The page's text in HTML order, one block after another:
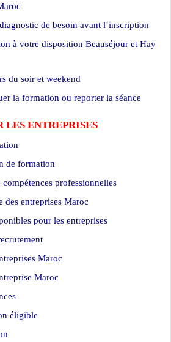
de besoin avant l’inscription
à votre disposition Beauséjour et Hay
du soir et weekend
la formation ou reporter la séance
LES ENTREPRISES
de formation
professionnelles
des entreprises Maroc
pour les entreprises
Maroc
Maroc
éligible